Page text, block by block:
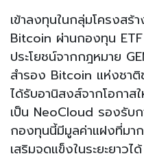
เข้าลงทุนในกลุ่มโครงสร้
Bitcoin ผ่านกองทุน
ประโยชน์จากกฎหมาย
สำรอง Bitcoin แห่งชา
ได้รับอานิสงส์จากโอกา
เป็น NeoCloud รองรับ
กองทุนนี้มีมูลค่าแฝงที่มา
เสริมจุดแข็งในระยะยาวได้